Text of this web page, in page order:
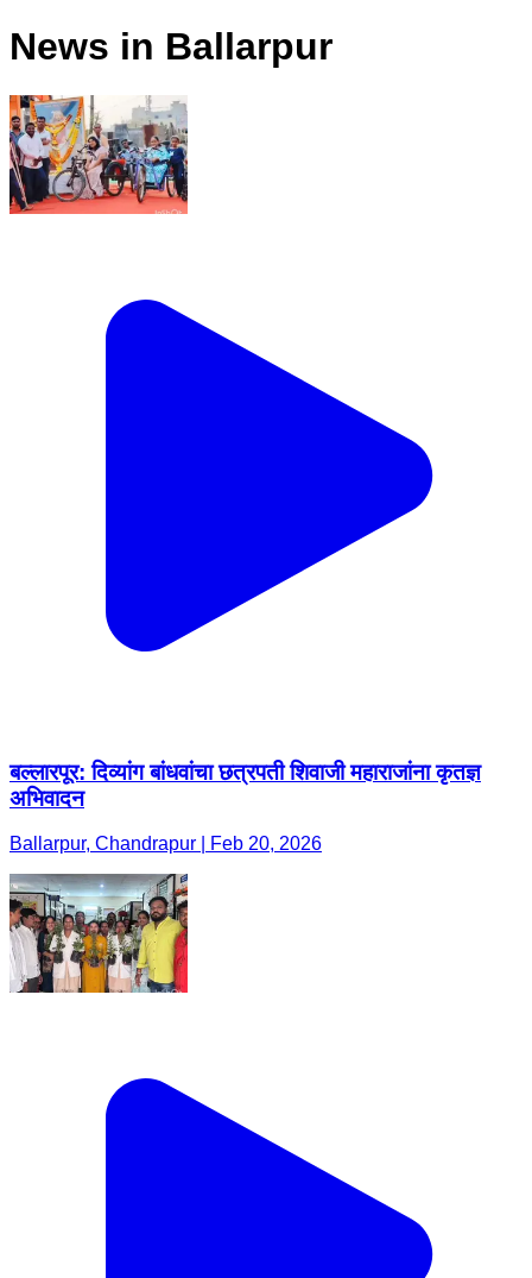
News in Ballarpur
बल्लारपूर: दिव्यांग बांधवांचा छत्रपती शिवाजी महाराजांना कृतज्ञ
अभिवादन
Ballarpur, Chandrapur | Feb 20, 2026